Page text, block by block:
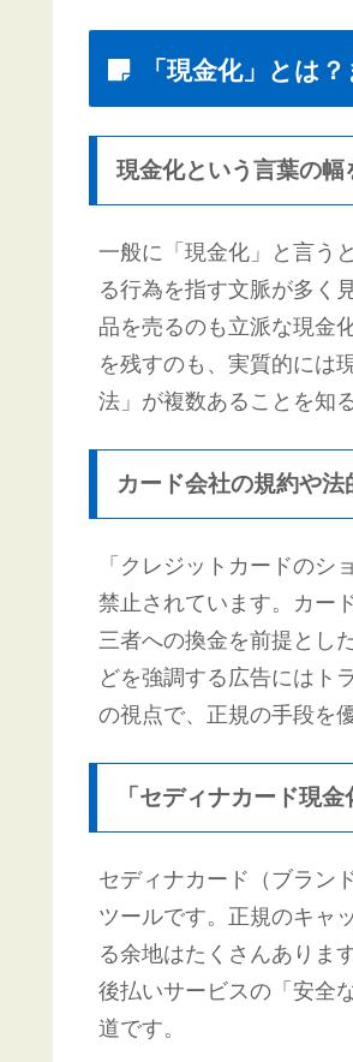
「現金化」とは
現金化という言葉の幅
一般に「現金化」と言う
る行為を指す文脈が多く
品を売るのも立派な現金
を残すのも、実質的には
法」が複数あることを知
カード会社の規約や
「クレジットカードの
禁止されています。カー
三者への換金を前提とし
どを強調する広告にはト
の視点で、正規の手段を
「セディナカード現
セディナカード（ブラン
ツールです。正規のキャ
る余地はたくさんありま
後払いサービスの「安全
道です。